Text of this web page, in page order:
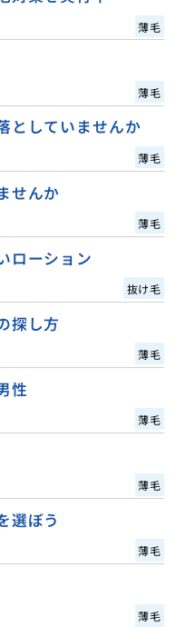
薄毛
薄毛
としていませんか
薄毛
せんか
薄毛
ローション
抜け毛
探し方
薄毛
性
薄毛
薄毛
選ぼう
薄毛
薄毛